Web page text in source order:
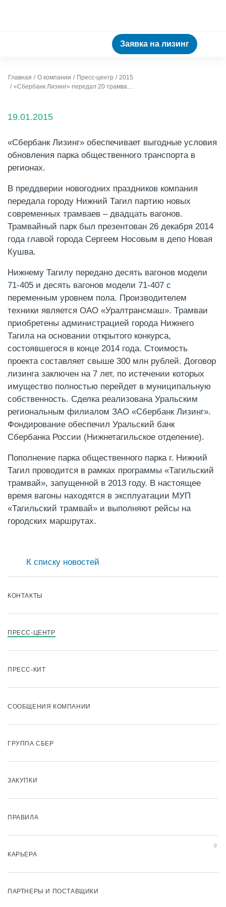
Заявка на лизинг
Главная О компании Пресс-центр
2015
«Сбербанк Лизинг» передал 20 трамваев Нижнему Тагилу
КОНТАКТЫ
ПРЕСС-ЦЕНТР
ПРЕСС-КИТ
СООБЩЕНИЯ КОМПАНИИ
ГРУППА СБЕР
ЗАКУПКИ
ПРАВИЛА
КАРЬЕРА
ПАРТНЕРЫ И ПОСТАВЩИКИ
19.01.2015
«Сбербанк Лизинг» обеспечивает выгодные условия
обновления парка общественного транспорта в
регионах.
В преддверии новогодних праздников компания
передала городу Нижний Тагил партию новых
современных трамваев – двадцать вагонов.
Трамвайный парк был презентован 26 декабря 2014
года главой города Сергеем Носовым в депо Новая
Кушва.
Нижнему Тагилу передано десять вагонов модели
71-405 и десять вагонов модели 71-407 с
переменным уровнем пола. Производителем
техники является ОАО «Уралтрансмаш». Трамваи
приобретены администрацией города Нижнего
Тагила на основании открытого конкурса,
состоявшегося в конце 2014 года. Стоимость
проекта составляет свыше 300 млн рублей. Договор
лизинга заключен на 7 лет, по истечении которых
имущество полностью перейдет в муниципальную
собственность. Сделка реализована Уральским
региональным филиалом ЗАО «Сбербанк Лизинг».
Фондирование обеспечил Уральский банк
Сбербанка России (Нижнетагильское отделение).
Пополнение парка общественного парка г. Нижний
Тагил проводится в рамках программы «Тагильский
трамвай», запущенной в 2013 году. В настоящее
время вагоны находятся в эксплуатации МУП
«Тагильский трамвай» и выполняют рейсы на
городских маршрутах.
К списку новостей